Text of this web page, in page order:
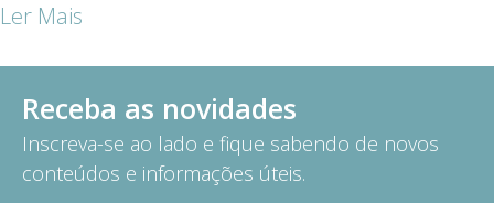
Ler Mais
Receba as novidades
Inscreva-se ao lado e fique sabendo de novos
conteúdos e informações úteis.